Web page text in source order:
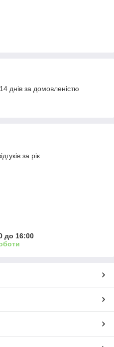
днів за домовленістю
за рік
до 16:00